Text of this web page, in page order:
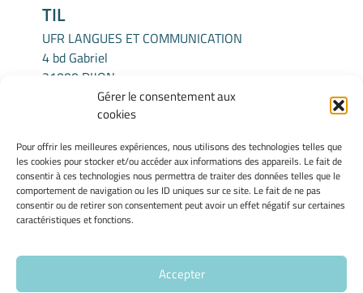
Gérer le consentement aux
cookies
Pour offrir les meilleures expériences, nous utilisons des technologies telles que
les cookies pour stocker et/ou accéder aux informations des appareils. Le fait de
consentir à ces technologies nous permettra de traiter des données telles que le
comportement de navigation ou les ID uniques sur ce site. Le fait de ne pas
consentir ou de retirer son consentement peut avoir un effet négatif sur certaines
caractéristiques et fonctions.
Accepter
TIL
UFR LANGUES ET COMMUNICATION
4 bd Gabriel
21000 DIJON
Mentions légales
Gérer mes cookies
Politique de cookies
Déclaration de confidentialité
Site Officiel - Centre Interlangues - Université de Bourgogne @